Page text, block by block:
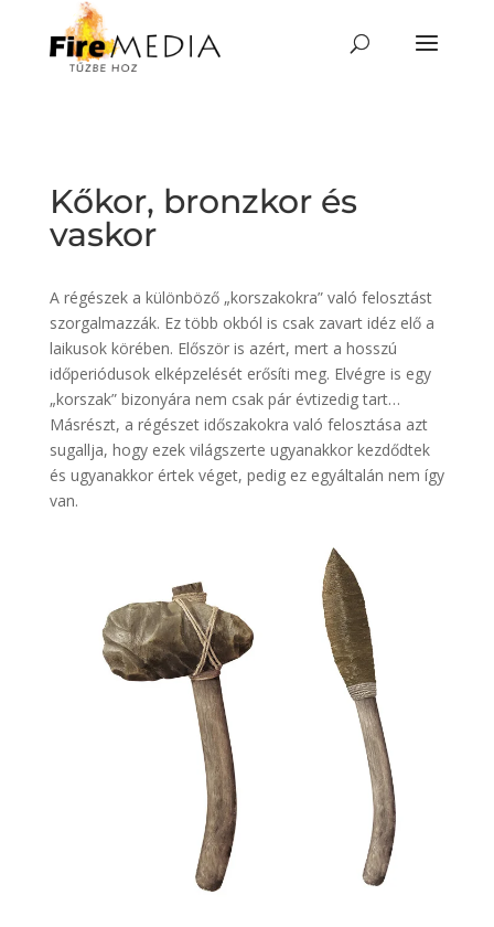
content
Kőkor, bronzkor és
vaskor
A régészek a különböző „korszakokra” való felosztást
szorgalmazzák. Ez több okból is csak zavart idéz elő a
laikusok körében. Először is azért, mert a hosszú
időperiódusok elképzelését erősíti meg. Elvégre is egy
„korszak” bizonyára nem csak pár évtizedig tart…
Másrészt, a régészet időszakokra való felosztása azt
sugallja, hogy ezek világszerte ugyanakkor kezdődtek
és ugyanakkor értek véget, pedig ez egyáltalán nem így
van.